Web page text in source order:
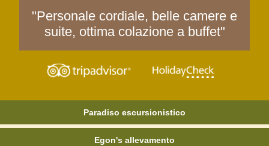
"Personale cordiale, belle camere e
suite, ottima colazione a buffet"
Paradiso escursionistico
Egon's allevamento